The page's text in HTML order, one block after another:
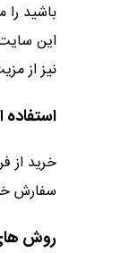
باشید را
نیز از
خرید از
سفارش
روش های